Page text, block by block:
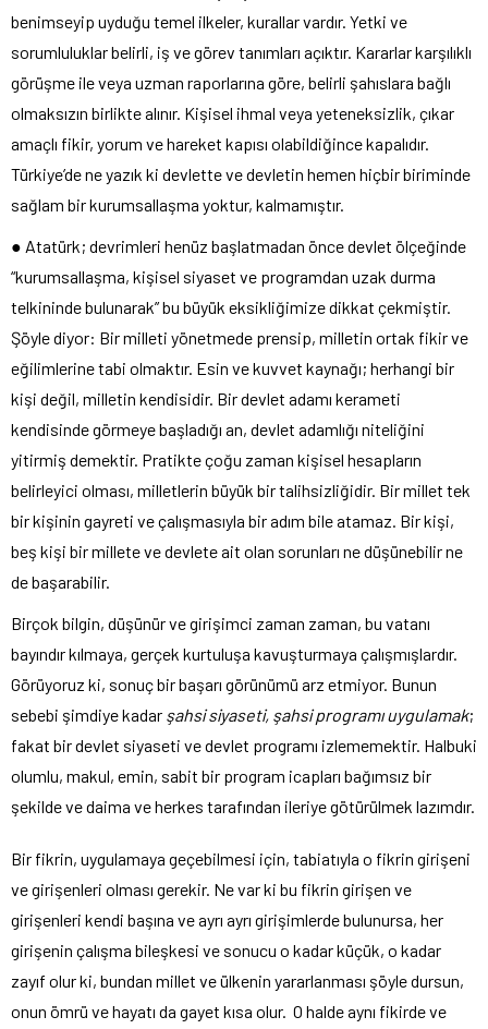
benimseyip uyduğu temel ilkeler, kurallar vardır. Yetki ve
sorumluluklar belirli, iş ve görev tanımları açıktır. Kararlar karşılıklı
görüşme ile veya uzman raporlarına göre, belirli şahıslara bağlı
olmaksızın birlikte alınır. Kişisel ihmal veya yeteneksizlik, çıkar
amaçlı fikir, yorum ve hareket kapısı olabildiğince kapalıdır.
Türkiye’de ne yazık ki devlette ve devletin hemen hiçbir biriminde
sağlam bir kurumsallaşma yoktur, kalmamıştır.
● Atatürk; devrimleri henüz başlatmadan önce devlet ölçeğinde
“kurumsallaşma, kişisel siyaset ve programdan uzak durma
telkininde bulunarak” bu büyük eksikliğimize dikkat çekmiştir.
Şöyle diyor: Bir milleti yönetmede prensip, milletin ortak fikir ve
eğilimlerine tabi olmaktır. Esin ve kuvvet kaynağı; herhangi bir
kişi değil, milletin kendisidir. Bir devlet adamı kerameti
kendisinde görmeye başladığı an, devlet adamlığı niteliğini
yitirmiş demektir. Pratikte çoğu zaman kişisel hesapların
belirleyici olması, milletlerin büyük bir talihsizliğidir. Bir millet tek
bir kişinin gayreti ve çalışmasıyla bir adım bile atamaz. Bir kişi,
beş kişi bir millete ve devlete ait olan sorunları ne düşünebilir ne
de başarabilir.
Birçok bilgin, düşünür ve girişimci zaman zaman, bu vatanı
bayındır kılmaya, gerçek kurtuluşa kavuşturmaya çalışmışlardır.
Görüyoruz ki, sonuç bir başarı görünümü arz etmiyor. Bunun
sebebi şimdiye kadar şahsi siyaseti, şahsi programı uygulamak;
fakat bir devlet siyaseti ve devlet programı izlememektir. Halbuki
olumlu, makul, emin, sabit bir program icapları bağımsız bir
şekilde ve daima ve herkes tarafından ileriye götürülmek lazımdır.
Bir fikrin, uygulamaya geçebilmesi için, tabiatıyla o fikrin girişeni
ve girişenleri olması gerekir. Ne var ki bu fikrin girişen ve
girişenleri kendi başına ve ayrı ayrı girişimlerde bulunursa, her
girişenin çalışma bileşkesi ve sonucu o kadar küçük, o kadar
zayıf olur ki, bundan millet ve ülkenin yararlanması şöyle dursun,
onun ömrü ve hayatı da gayet kısa olur. O halde aynı fikirde ve